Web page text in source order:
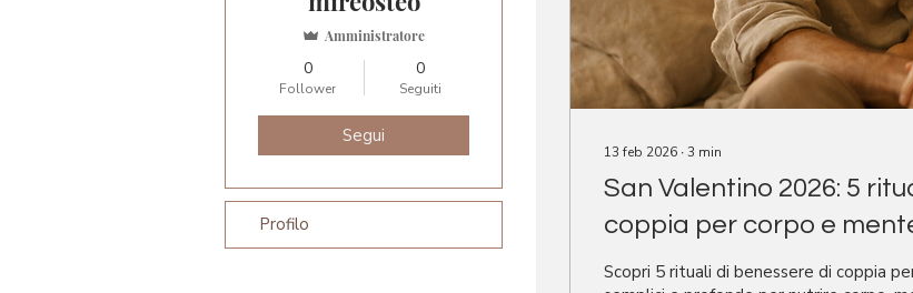
13 feb 2026 ∙3 min
San Valentino 2026: 5
coppia per corpo e
Scopri 5 rituali di benessere di coppia
Amministratore
0
Follower
0
Seguiti
Segui
Profilo